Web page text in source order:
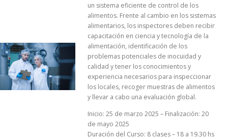
un sistema eficiente de control de los
alimentos. Frente al cambio en los sistemas
alimentarios, los inspectores deben recibir
capacitación en ciencia y tecnología de la
alimentación, identificación de los
problemas potenciales de inocuidad y
calidad y tener los conocimientos y
experiencia necesarios para inspeccionar
los locales, recoger muestras de alimentos
y llevar a cabo una evaluación global.
Inicio: 25 de marzo 2025 – Finalización: 20
de mayo 2025
Duración del Curso: 8 clases – 18 a 19.30 hs